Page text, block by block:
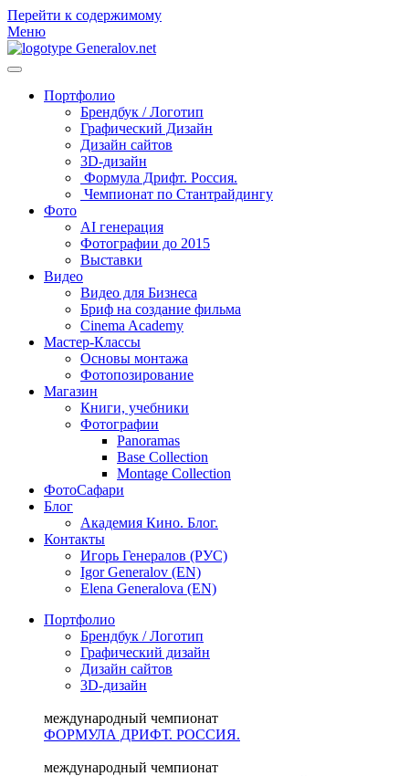
Перейти к содержимому
Меню
Портфолио
Брендбук / Логотип
Графический Дизайн
Дизайн сайтов
3D-дизайн
Формула Дрифт. Россия.
Чемпионат по Стантрайдингу
Фото
AI генерация
Фотографии до 2015
Выставки
Видео
Видео для Бизнеса
Бриф на создание фильма
Cinema Academy
Мастер-Классы
Основы монтажа
Фотопозирование
Магазин
Книги, учебники
Фотографии
Panoramas
Base Collection
Montage Collection
ФотоСафари
Блог
Академия Кино. Блог.
Контакты
Игорь Генералов (РУС)
Igor Generalov (EN)
Elena Generalova (EN)
Портфолио
Брендбук / Логотип
Графический дизайн
Дизайн сайтов
3D-дизайн
международный чемпионат
ФОРМУЛА ДРИФТ. РОССИЯ.
международный чемпионат